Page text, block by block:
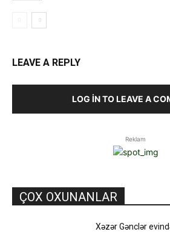
LEAVE A REPLY
LOG IN TO LEAVE A
Reklam
ÇOX OXUNANLAR
Xəzər Gənclər